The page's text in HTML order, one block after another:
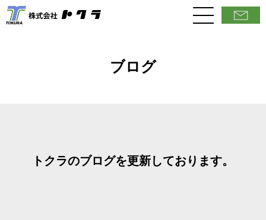
ブログ
トクラのブログを更新しております。